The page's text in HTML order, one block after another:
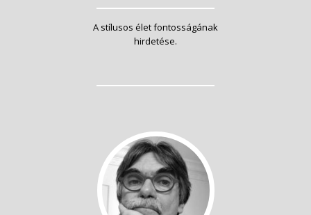
A stílusos élet fontosságának
hirdetése.